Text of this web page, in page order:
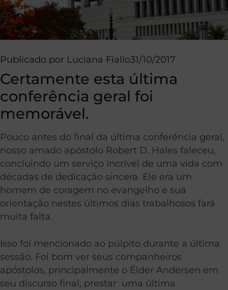
Publicado por Luciana Fiallo31/10/2017
Certamente esta última
conferência geral foi
memorável.
Pouco antes do final da última conferência geral,
nosso amado apóstolo Robert D. Hales faleceu,
concluindo um serviço incrível de uma vida com
décadas de dedicação sincera. Ele era um
homem de coragem no evangelho e sua
orientação nestes últimos dias trabalhosos fará
muita falta.
Isso foi mencionado ao púlpito durante a última
sessão. Foi bom ver seus companheiros
apóstolos, principalmente o Élder Andersen em
seu discurso final, prestar uma última